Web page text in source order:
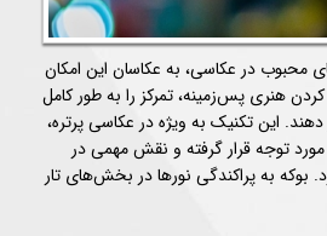
محبوب در عکاسی، به عکاسان این امکان
کردن هنری پس‌زمینه، تمرکز را به طور کامل
این تکنیک به ویژه در عکاسی پرتره،
توجه قرار گرفته و نقش مهمی در
بوکه به پراکندگی نورها در بخش‌های تار